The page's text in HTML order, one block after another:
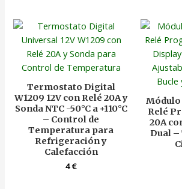
Termostato Digital
W1209 12V con Relé 20A y
Sonda NTC -50°C a +110°C
– Control de
Temperatura para
Refrigeración y
Calefacción
4€
Relé
20A
Dual